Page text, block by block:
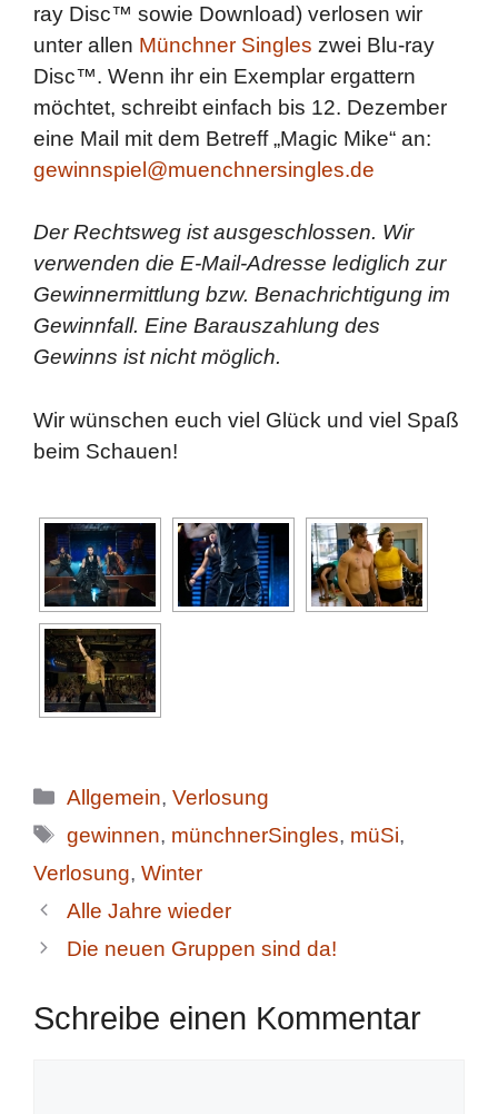
ray Disc™ sowie Download) verlosen wir
unter allen Münchner Singles zwei Blu-ray
Disc™. Wenn ihr ein Exemplar ergattern
möchtet, schreibt einfach bis 12. Dezember
eine Mail mit dem Betreff „Magic Mike“ an:
gewinnspiel@muenchnersingles.de
Der Rechtsweg ist ausgeschlossen. Wir
verwenden die E-Mail-Adresse lediglich zur
Gewinnermittlung bzw. Benachrichtigung im
Gewinnfall. Eine Barauszahlung des
Gewinns ist nicht möglich.
Wir wünschen euch viel Glück und viel Spaß
beim Schauen!
Kategorien
Allgemein,Verlosung
Schlagwörter
gewinnen, münchnerSingles, müSi,
Verlosung, Winter
Alle Jahre wieder
Die neuen Gruppen sind da!
Schreibe einen Kommentar